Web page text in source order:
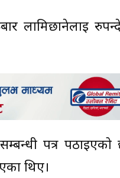
लामिछानेलाई
पत्र पठाइएको
थिए।